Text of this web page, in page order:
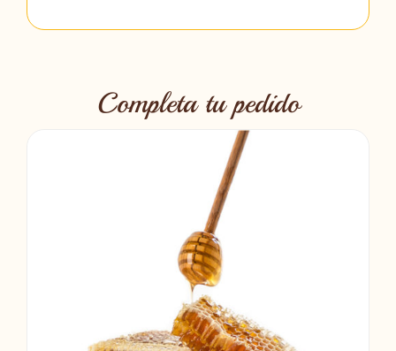
Completa tu pedido